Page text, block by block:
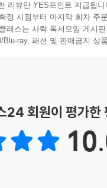
째 작품인 《덥수룩 고
《고양이 난로》에서
고 여린 존재에게 나누
꽉 찬 '이야기 파이' 시리즈!
들게 할 흥미로운 이야기
아하지 않는 아이도 부담
리뷰만 YES포인트 지급됩니
정 시점부터 마지막 회차 주
래스는 사락 독서모임 게시
Blu-ray, 패션 및 판매금지 상
24 회원이 평가한